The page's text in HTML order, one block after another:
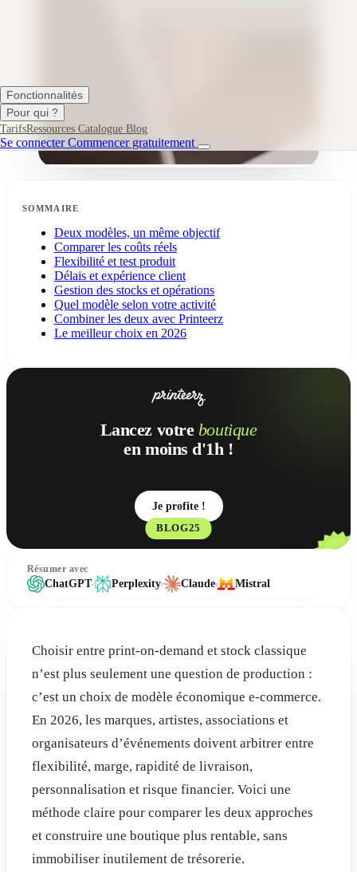
Fonctionnalités
Pour qui ?
TarifsRessources Catalogue Blog
Se connecterCommencer gratuitement
SOMMAIRE
Deux modèles, un même objectif
Comparer les coûts réels
Flexibilité et test produit
Délais et expérience client
Gestion des stocks et opérations
Quel modèle selon votre activité
Combiner les deux avec Printeerz
Le meilleur choix en 2026
Lancez votre boutique
en moins d'1h !
Je profite !
BLOG25
Résumer avec
ChatGPT Perplexity Claude Mistral
Choisir entre print-on-demand et stock classique
n’est plus seulement une question de production :
c’est un choix de modèle économique e-commerce.
En 2026, les marques, artistes, associations et
organisateurs d’événements doivent arbitrer entre
flexibilité, marge, rapidité de livraison,
personnalisation et risque financier. Voici une
méthode claire pour comparer les deux approches
et construire une boutique plus rentable, sans
immobiliser inutilement de trésorerie.